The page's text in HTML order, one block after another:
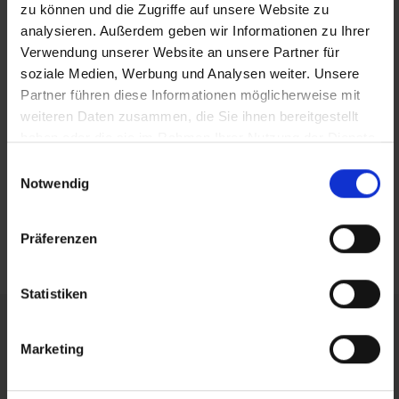
zu können und die Zugriffe auf unsere Website zu
analysieren. Außerdem geben wir Informationen zu Ihrer
Verwendung unserer Website an unsere Partner für
soziale Medien, Werbung und Analysen weiter. Unsere
Partner führen diese Informationen möglicherweise mit
weiteren Daten zusammen, die Sie ihnen bereitgestellt
Notwendig
Präferenzen
Statistiken
Marketing
Jetzt bewerben
Ihr Job-Kontakt
Job-TransFair gemeinnützige GmbH
z.Hd Maxim Strasser
1060 Wien
Job-TransFair zielt darauf ab, am Arbeitsmarkt